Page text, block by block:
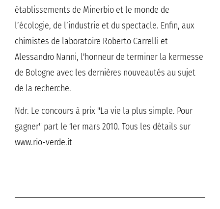
établissements de Minerbio et le monde de
l’écologie, de l’industrie et du spectacle. Enfin, aux
chimistes de laboratoire Roberto Carrelli et
Alessandro Nanni, l'honneur de terminer la kermesse
de Bologne avec les dernières nouveautés au sujet
de la recherche.
Ndr. Le concours à prix "La vie la plus simple. Pour
gagner" part le 1er mars 2010. Tous les détails sur
www.rio-verde.it